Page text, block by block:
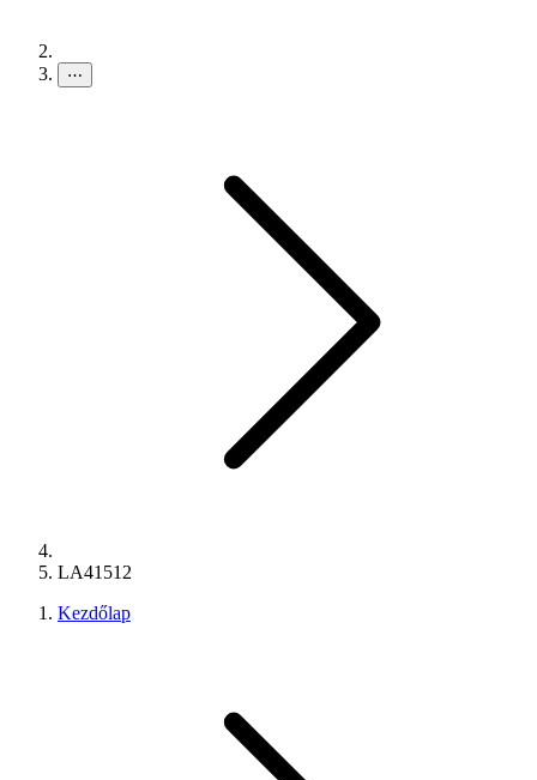
⋯
LA41512
Kezdőlap